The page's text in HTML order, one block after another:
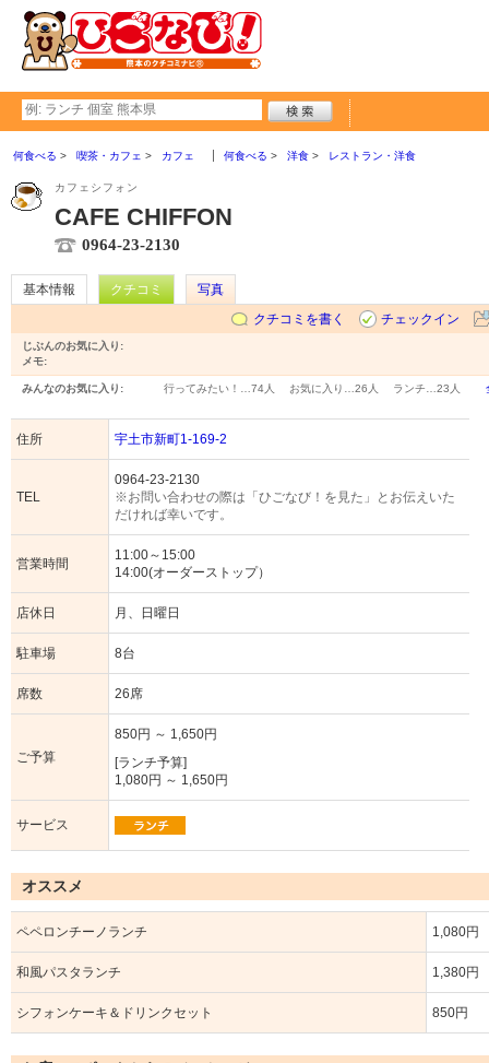
何食べる 喫茶・カフェ カフェ 何食べる 洋食 レストラン・洋食
カフェシフォン
CAFE CHIFFON
0964-23-2130
基本情報 クチコミ
写真
クチコミを書く
チェックイン
じぶんのお気に入り:
メモ:
みんなのお気に入り: 行ってみたい！… 74人 お気に入り… 26人 ランチ… 23人
住所 宇土市新町1-169-2
TEL
0964-23-2130
※お問い合わせの際は「ひごなび！を見た」とお伝えいた
だければ幸いです。
営業時間
11:00～15:00
14:00(オーダーストップ）
店休日 月、日曜日
駐車場 8台
席数 26席
ご予算
850円 ～ 1,650円
[ランチ予算]
1,080円 ～ 1,650円
サービス
オススメ
ペペロンチーノランチ 1,080円
和風パスタランチ 1,380円
シフォンケーキ＆ドリンクセット 850円